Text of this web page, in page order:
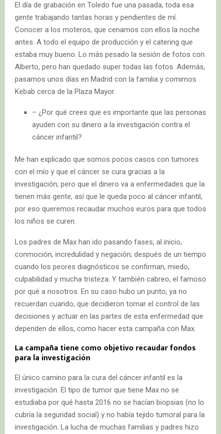
El día de grabación en Toledo fue una pasada, toda esa
gente trabajando tantas horas y pendientes de mí.
Conocer a los moteros, que cenamos con ellos la noche
antes. A todo el equipo de producción y el catering que
estaba muy bueno. Lo más pesado la sesión de fotos con
Alberto, pero han quedado super todas las fotos. Además,
pasamos unos días en Madrid con la familia y comimos
Kebab cerca de la Plaza Mayor.
– ¿Por qué crees que es importante que las personas
ayuden con su dinero a la investigación contra el
cáncer infantil?
Me han explicado que somos pocos casos con tumores
con el mío y que el cáncer se cura gracias a la
investigación, pero que el dinero va a enfermedades que la
tienen más gente, así que le queda poco al cáncer infantil,
por eso queremos recaudar muchos euros para que todos
los niños se curen.
Los padres de Max han ido pasando fases, al inicio,
conmoción, incredulidad y negación; después de un tiempo
cuando los peores diagnósticos se confirman, miedo,
culpabilidad y mucha tristeza. Y también cabreo, el famoso
por qué a nosotros. En su caso hubo un punto, ya no
recuerdan cuando, que decidieron tomar el control de las
decisiones y actuar en las partes de esta enfermedad que
dependen de ellos, como hacer esta campaña con Max.
La campaña tiene como objetivo recaudar fondos
para la investigación
El único camino para la cura del cáncer infantil es la
investigación. El tipo de tumor que tiene Max no se
estudiaba por qué hasta 2016 no se hacían biopsias (no lo
cubría la seguridad social) y no había tejido tumoral para la
investigación. La lucha de muchas familias y padres hizo